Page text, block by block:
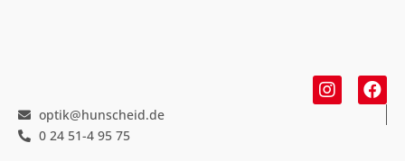
optik@hunscheid.de
0 24 51-4 95 75